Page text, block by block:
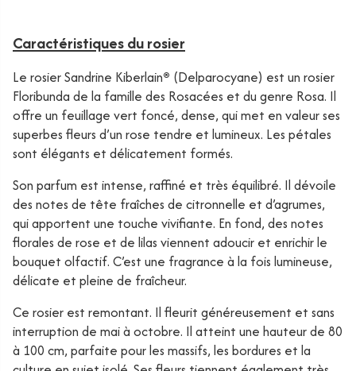
Caractéristiques du rosier
Le rosier Sandrine Kiberlain® (Delparocyane) est un rosier
Floribunda de la famille des Rosacées et du genre Rosa. Il
offre un feuillage vert foncé, dense, qui met en valeur ses
superbes fleurs d’un rose tendre et lumineux. Les pétales
sont élégants et délicatement formés.
Son parfum est intense, raffiné et très équilibré. Il dévoile
des notes de tête fraîches de citronnelle et d’agrumes,
qui apportent une touche vivifiante. En fond, des notes
florales de rose et de lilas viennent adoucir et enrichir le
bouquet olfactif. C’est une fragrance à la fois lumineuse,
délicate et pleine de fraîcheur.
Ce rosier est remontant. Il fleurit généreusement et sans
interruption de mai à octobre. Il atteint une hauteur de 80
à 100 cm, parfaite pour les massifs, les bordures et la